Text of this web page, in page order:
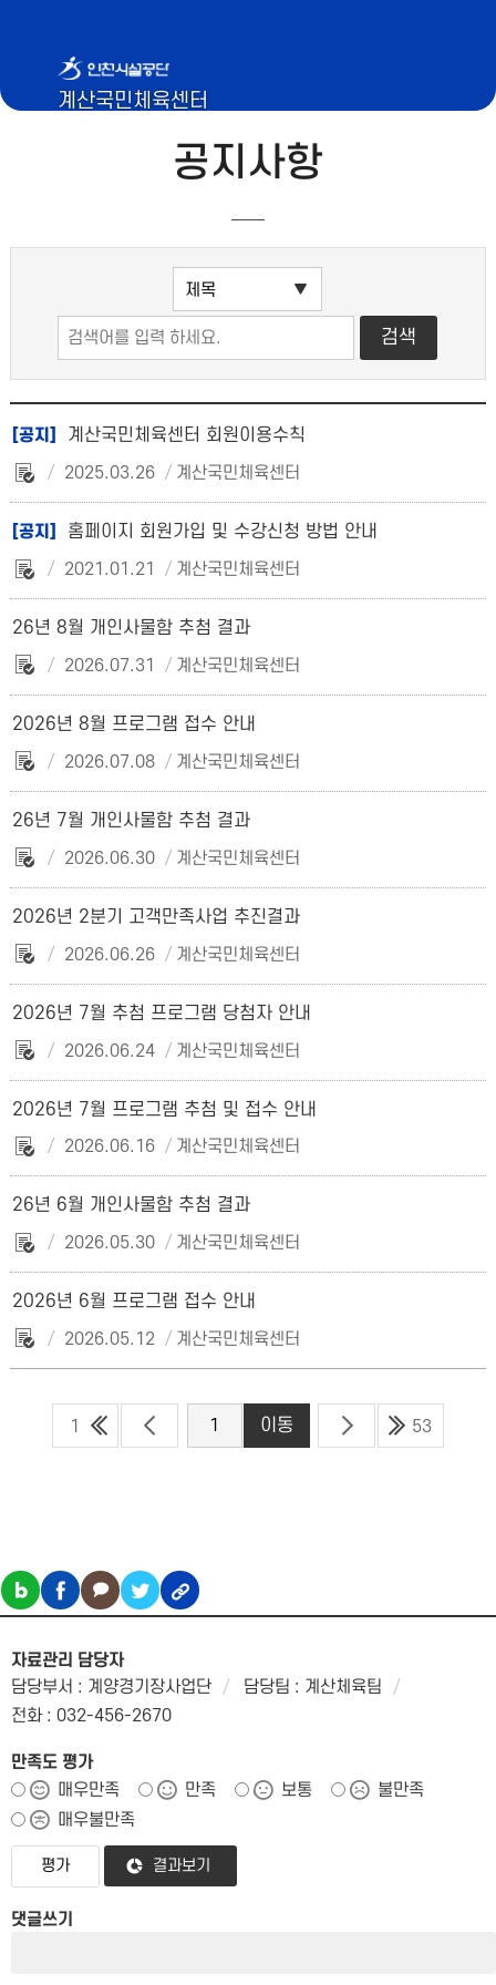
계산국민체육센터
공지사항
[공지]
계산국민체육센터 회원이용수칙
2025.03.26
계산국민체육센터
[공지]
홈페이지 회원가입 및 수강신청 방법 안내
2021.01.21
계산국민체육센터
26년 8월 개인사물함 추첨 결과
2026.07.31
계산국민체육센터
2026년 8월 프로그램 접수 안내
2026.07.08
계산국민체육센터
26년 7월 개인사물함 추첨 결과
2026.06.30
계산국민체육센터
2026년 2분기 고객만족사업 추진결과
2026.06.26
계산국민체육센터
2026년 7월 추첨 프로그램 당첨자 안내
2026.06.24
계산국민체육센터
2026년 7월 프로그램 추첨 및 접수 안내
2026.06.16
계산국민체육센터
26년 6월 개인사물함 추첨 결과
2026.05.30
계산국민체육센터
2026년 6월 프로그램 접수 안내
2026.05.12
계산국민체육센터
1 53
자료관리 담당자
담당부서 : 계양경기장사업단
담당팀 : 계산체육팀
전화 : 032-456-2670
만족도 평가
매우만족
만족 보통
불만족
매우불만족
결과보기
댓글쓰기